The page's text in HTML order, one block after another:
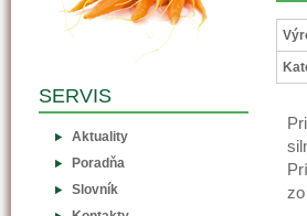
SERVIS
Aktuality
Poradňa
Slovník